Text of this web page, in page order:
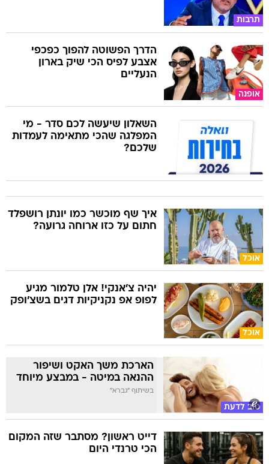
תרבות
אופנה
הדרך הפשוטה להפוך כפכפי
אצבע לפיס הכי שיק בארון
הנעליים
השאלון שיעשה לכם סדר - מי
המפלגה שהכי מתאימה לעמדות
שלכם?
אוכל
איך שף מוכשר כמו יונתן רושפלד
חתום על כזו ארוחה גרועה?
אוכל
יהיה צ'אנקי! אלן טלמור מגיע
לפופ אפ נקניקיות דגים בשצ'ופק
טוב לדעת
הארכת משך האקט ושיפור
ההנאה במיטה - במבצע מיוחד
בשיתוף "גברא"
דייט ראשון? מסתבר שזה המקום
הכי טרנדי היום